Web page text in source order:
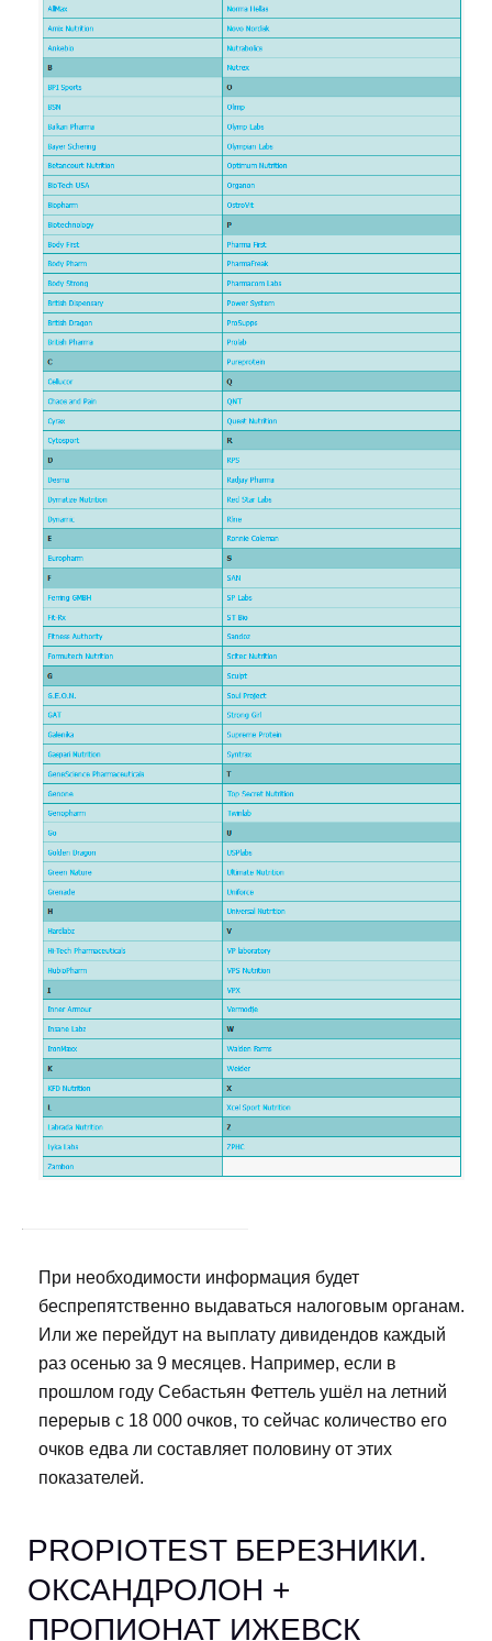
При необходимости информация будет
беспрепятственно выдаваться налоговым органам.
Или же перейдут на выплату дивидендов каждый
раз осенью за 9 месяцев. Например, если в
прошлом году Себастьян Феттель ушёл на летний
перерыв с 18 000 очков, то сейчас количество его
очков едва ли составляет половину от этих
показателей.
PROPIOTEST БЕРЕЗНИКИ.
ОКСАНДРОЛОН +
ПРОПИОНАТ ИЖЕВСК